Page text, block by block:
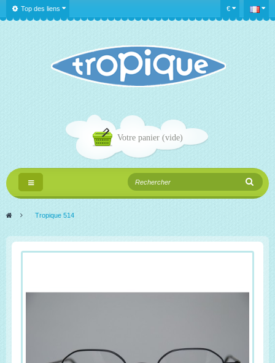
€
Top des liens
Votre panier (vide)
Navigation
bascule
> Tropique 514